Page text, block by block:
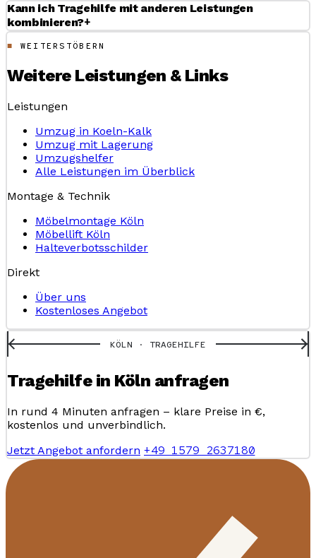
Kann ich Tragehilfe mit anderen Leistungen
kombinieren?+
WEITERSTÖBERN
Weitere Leistungen & Links
Leistungen
Umzug in Koeln-Kalk
Umzug mit Lagerung
Umzugshelfer
Alle Leistungen im Überblick
Montage & Technik
Möbelmontage Köln
Möbellift Köln
Halteverbotsschilder
Direkt
Über uns
Kostenloses Angebot
KÖLN · TRAGEHILFE
Tragehilfe in Köln anfragen
In rund 4 Minuten anfragen – klare Preise in €,
kostenlos und unverbindlich.
Jetzt Angebot anfordern +49 1579 2637180